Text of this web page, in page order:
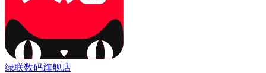
绿联数码旗舰店